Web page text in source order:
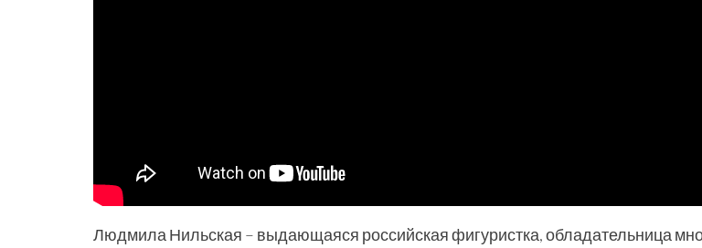
Людмила Нильская – выдающаяся российская фигуристка, обладательница